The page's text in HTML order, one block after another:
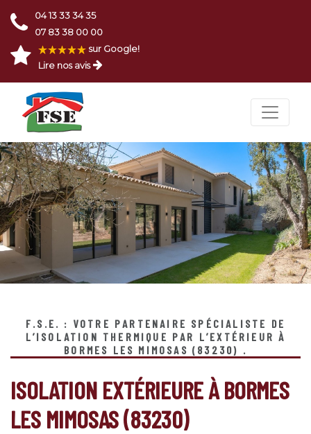
04 13 33 34 35
07 83 38 00 00
sur Google!
Lire nos avis
F.S.E. : VOTRE PARTENAIRE SPÉCIALISTE DE
L’ISOLATION THERMIQUE PAR L’EXTÉRIEUR À
BORMES LES MIMOSAS (83230) .
ISOLATION EXTÉRIEURE À BORMES
LES MIMOSAS (83230)